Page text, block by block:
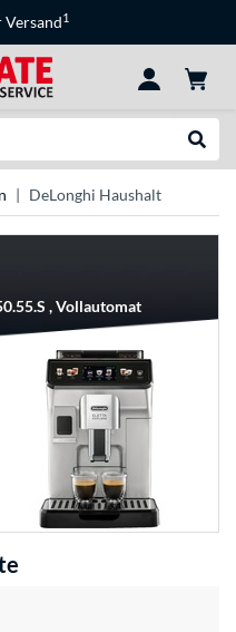
1
DeLonghi Haushalt
, Vollautomat